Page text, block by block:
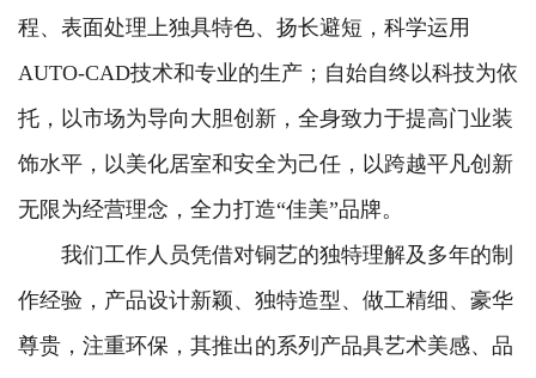
程、表面处理上独具特色、扬长避短，科学运用
AUTO-CAD技术和专业的生产；自始自终以科技为依
托，以市场为导向大胆创新，全身致力于提高门业装
饰水平，以美化居室和安全为己任，以跨越平凡创新
无限为经营理念，全力打造“佳美”品牌。
我们工作人员凭借对铜艺的独特理解及多年的制
作经验，产品设计新颖、独特造型、做工精细、豪华
尊贵，注重环保，其推出的系列产品具艺术美感、品